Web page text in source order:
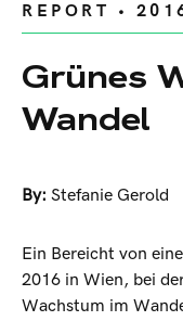
REPORT •
Grünes
Wandel
By: Stefanie Gerold
Ein Bereicht von
2016 in Wien, bei
Wachstum im